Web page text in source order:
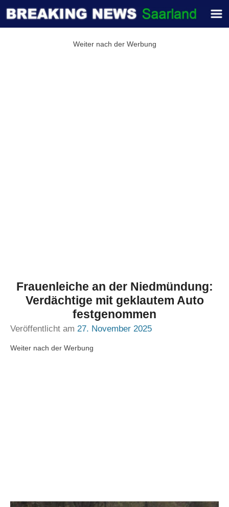
Weiter nach der Werbung
Frauenleiche an der Niedmündung:
Verdächtige mit geklautem Auto
festgenommen
Veröffentlicht am 27. November 2025
Weiter nach der Werbung